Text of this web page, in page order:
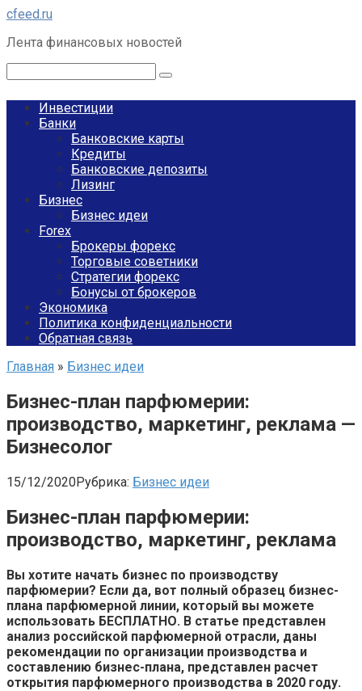
Перейти
контенту
cfeed.ru
Лента финансовых новостей
Инвестиции
Банки
Банковские карты
Кредиты
Банковские депозиты
Лизинг
Бизнес
Бизнес идеи
Forex
Брокеры форекс
Торговые советники
Стратегии форекс
Бонусы от брокеров
Экономика
Политика конфиденциальности
Обратная связь
Главная » Бизнес идеи
Бизнес-план парфюмерии:
производство, маркетинг, реклама —
Бизнесолог
15/12/2020Рубрика: Бизнес идеи
Бизнес-план парфюмерии:
производство, маркетинг, реклама
Вы хотите начать бизнес по производству
парфюмерии? Если да, вот полный образец бизнес-
плана парфюмерной линии, который вы можете
использовать БЕСПЛАТНО. В статье представлен
анализ российской парфюмерной отрасли, даны
рекомендации по организации производства и
составлению бизнес-плана, представлен расчет
открытия парфюмерного производства в 2020 году.